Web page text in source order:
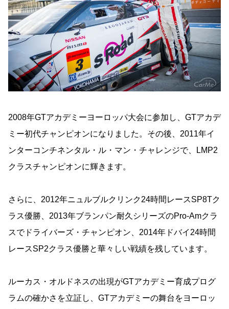
2008年GTアカデミーヨーロッパ大会に参加し、GTアカデ
ミー初代チャンピオンになりました。その後、2011年イ
ンターコンチネンタル・ル・マン・チャレンジで、LMP2
クラスチャンピオンに輝きます。
さらに、2012年ニュルブルクリンク24時間レースSP8Tク
ラス優勝、2013年ブランパン耐久シリーズのPro-Amクラ
スでドライバーズ・チャンピオン、2014年ドバイ24時間
レースSP2クラス優勝と華々しい戦績を残しています。
ルーカス・オルドネスの出現がGTアカデミー育成プログ
ラムの確かさを立証し、GTアカデミーの舞台をヨーロッ